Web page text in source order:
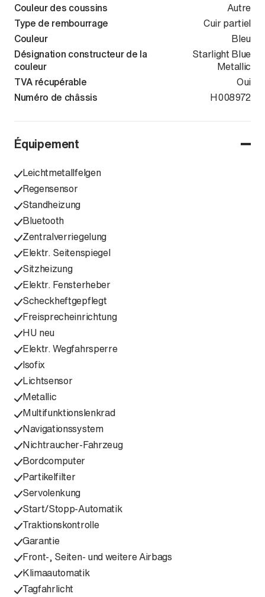
Couleur des coussins
Autre
Type de rembourrage
Cuir partiel
Couleur
Bleu
Désignation constructeur de la
couleur
Starlight Blue
Metallic
TVA récupérable
Oui
Numéro de châssis
H008972
Équipement
Leichtmetallfelgen
Regensensor
Standheizung
Bluetooth
Zentralverriegelung
Elektr. Seitenspiegel
Sitzheizung
Elektr. Fensterheber
Scheckheftgepflegt
Freisprecheinrichtung
HU neu
Elektr. Wegfahrsperre
Isofix
Lichtsensor
Metallic
Multifunktionslenkrad
Navigationssystem
Nichtraucher-Fahrzeug
Bordcomputer
Partikelfilter
Servolenkung
Start/Stopp-Automatik
Traktionskontrolle
Garantie
Front-, Seiten- und weitere Airbags
Klimaautomatik
Tagfahrlicht